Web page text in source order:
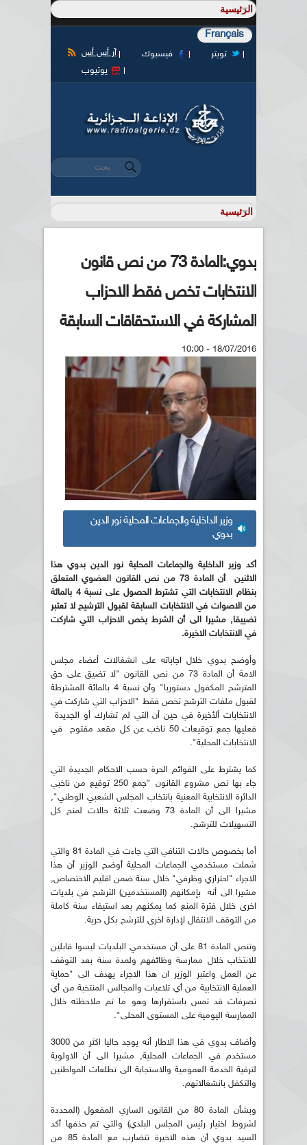
Français
آر أس أس فيسبوك
تويتر
يوتيوب
استمارة البحث
‏بحث ‏
بدوي:المادة 73 من نص قانون
الانتخابات تخص فقط الاحزاب
المشاركة في الاستحقاقات السابقة
18/07/2016 - 10:00
وزير الداخلية والجماعات المحلية نور الدين
بدوي
أكد وزير الداخلية والجماعات المحلية نور الدين بدوي هذا
الاثنين أن المادة 73 من نص القانون العضوي المتعلق
بنظام الانتخابات التي تشترط الحصول على نسبة 4 بالمائة
من الاصوات في الانتخابات السابقة لقبول الترشيح لا تعتبر
تضييقا, مشيرا الى أن الشرط يخص الاحزاب التي شاركت
في الانتخابات الاخيرة.
وأوضح بدوي خلال اجاباته على انشغالات أعضاء مجلس
الامة أن المادة 73 من نص القانون "لا تضيق على حق
المترشح المكفول دستوريا" وأن نسبة 4 بالمائة المشترطة
لقبول ملفات الترشح تخص فقط "الاحزاب التي شاركت في
الانتخابات ألأخيرة في حين أن التي لم تشارك أو الجديدة
فعليها جمع توقيعات 50 ناخب عن كل مقعد مفتوح في
الانتخابات المحلية".
كما يشترط على القوائم الحرة حسب الاحكام الجديدة التي
جاء بها نص مشروع القانون "جمع 250 توقيع من ناخبي
الدائرة الانتخابية المعنية بانتخاب المجلس الشعبي الوطني",
مشيرا الى أن المادة 73 وضعت ثلاثة حالات لمنح كل
التسهيلات للترشح.
أما بخصوص حالات التنافي التي جاءت في المادة 81 والتي
شملت مستخدمي الجماعات المحلية أوضح الوزير أن هذا
الاجراء "احترازي وظرفي" خلال سنة ضمن اقليم الاختصاص,
مشيرا الى أنه بإمكانهم (المستخدمين) الترشح في بلديات
اخرى خلال فترة المنع كما يمكنهم بعد استيفاء سنة كاملة
من التوقف الانتقال لإدارة اخرى للترشح بكل حرية.
وتنص المادة 81 على أن مستخدمي البلديات ليسوا قابلين
للانتخاب خلال ممارسة وظائفهم ولمدة سنة بعد التوقف
عن العمل واعتبر الوزير ان هذا الاجراء يهدف الى "حماية
العملية الانتخابية من أي تلاعبات والمجالس المنتخبة من أي
تصرفات قد تمس باستقرارها وهو ما تم ملاحظته خلال
الممارسة اليومية على المستوى المحلى".
وأضاف بدوي في هذا الاطار أنه يوجد حاليا اكثر من 3000
مستخدم في الجماعات المحلية, مشيرا الى أن الاولوية
لترقية الخدمة العمومية والاستجابة الى تطلعات المواطنين
والتكفل بانشغالاتهم.
وبشأن المادة 80 من القانون الساري المفعول (المحددة
لشروط اختيار رئيس المجلس البلدي) والتي تم حذفها أكد
السيد بدوي أن هذه الاخيرة تتضارب مع المادة 85 من